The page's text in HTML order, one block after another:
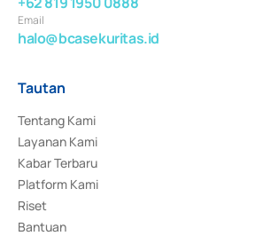
Email
halo@bcasekuritas.id
Tautan
Tentang Kami
Layanan Kami
Kabar Terbaru
Platform Kami
Riset
Bantuan